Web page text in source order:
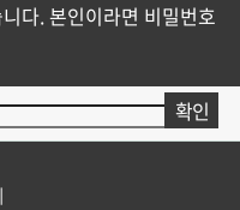
다. 본인이라면 비밀번호